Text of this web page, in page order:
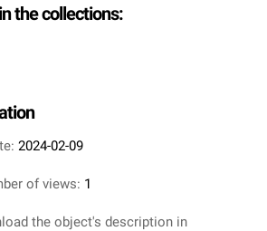
the collections:
2024-02-09
of views: 1
the object's description in